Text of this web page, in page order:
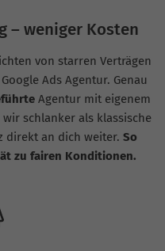
– weniger Kosten
von starren Verträgen
Ads Agentur. Genau
Agentur mit eigenem
schlanker als klassische
direkt an dich weiter. So
zu fairen Konditionen.